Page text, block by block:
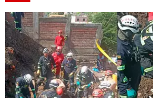
Víctima se habría comunicado con su padre